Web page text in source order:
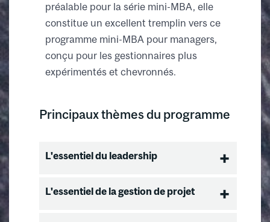
préalable pour la série mini-MBA, elle
constitue un excellent tremplin vers ce
programme mini-MBA pour managers,
conçu pour les gestionnaires plus
expérimentés et chevronnés.
Principaux thèmes du programme
L'essentiel du leadership
Comment être un bon membre
L'essentiel de la gestion de projet